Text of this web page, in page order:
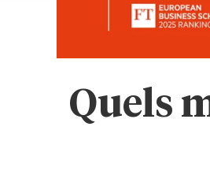
Quels